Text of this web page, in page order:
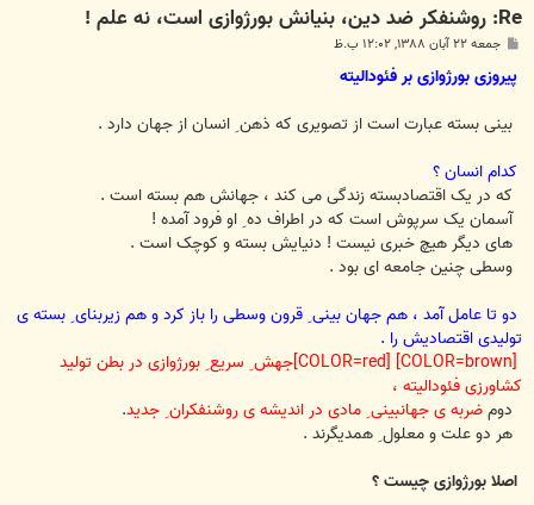
Re: روشنفکر ضد دین، بنیانش بورژوازی است، نه علم !
پ
ت
جمعه ۲۲ آبان ۱۳۸۸, ۱۲:۰۲ ب.ظ
پیروزی بورژوازی بر فئودالیته
بینی بسته عبارت است از تصویری که ذهن ِ انسان از جهان دارد .
کدام انسان ؟
که در یک اقتصادبسته زندگی می کند ، جهانش هم بسته است .
آسمان یک سرپوش است که در اطراف ده ِ او فرود آمده !
های دیگر هیچ خبری نیست ! دنیایش بسته و کوچک است .
وسطی چنین جامعه ای بود .
دو تا عامل آمد ، هم جهان بینی ِ قرون وسطی را باز کرد و هم زیربنای ِ بسته ی
تولیدی اقتصادیش را .
[COLOR=brown] [COLOR=red]جهش ِ سریع ِ بورژوازی در بطن تولید
کشاورزی فئودالیته
دومضربه ی جهانبینی ِ مادی در اندیشه ی روشنفکران ِ جدید.
هر دو علت و معلول ِ همدیگرند .
اصلا بورژوازی چیست ؟